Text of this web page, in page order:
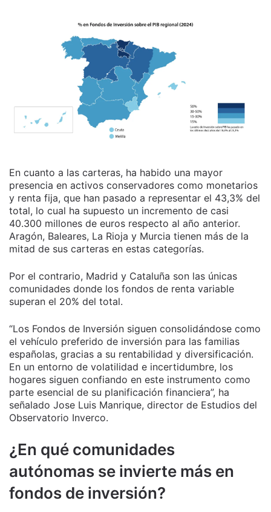
En cuanto a las carteras, ha habido una mayor
presencia en activos conservadores como monetarios
y renta fija, que han pasado a representar el 43,3% del
total, lo cual ha supuesto un incremento de casi
40.300 millones de euros respecto al año anterior.
Aragón, Baleares, La Rioja y Murcia tienen más de la
mitad de sus carteras en estas categorías.
Por el contrario, Madrid y Cataluña son las únicas
comunidades donde los fondos de renta variable
superan el 20% del total.
“Los Fondos de Inversión siguen consolidándose como
el vehículo preferido de inversión para las familias
españolas, gracias a su rentabilidad y diversificación.
En un entorno de volatilidad e incertidumbre, los
hogares siguen confiando en este instrumento como
parte esencial de su planificación financiera”, ha
señalado Jose Luis Manrique, director de Estudios del
Observatorio Inverco.
¿En qué comunidades
autónomas se invierte más en
fondos de inversión?